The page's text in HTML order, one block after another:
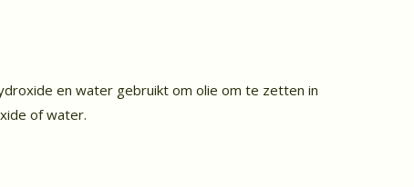
en water gebruikt om olie om te zetten in
of water.